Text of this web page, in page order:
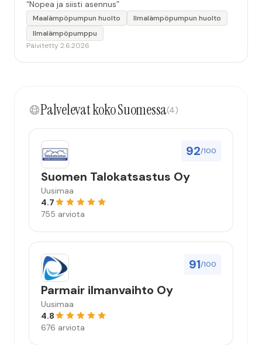
“Nopea ja siisti asennus”
Maalämpöpumpun huolto
Ilmalämpöpumpun huolto
Ilmalämpöpumppu
Päivitetty 2.6.2026
Palvelevat koko Suomessa(4)
92/100
Suomen Talokatsastus Oy
Uusimaa
4.7
755 arviota
91/100
Parmair ilmanvaihto Oy
Uusimaa
4.8
676 arviota